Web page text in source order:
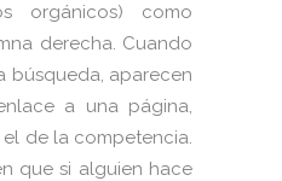
orgánicos) como
derecha. Cuando
búsqueda, aparecen
a una página,
de la competencia.
que si alguien hace